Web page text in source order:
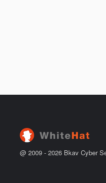
@ 2009 - 2026 Bkav Cyber